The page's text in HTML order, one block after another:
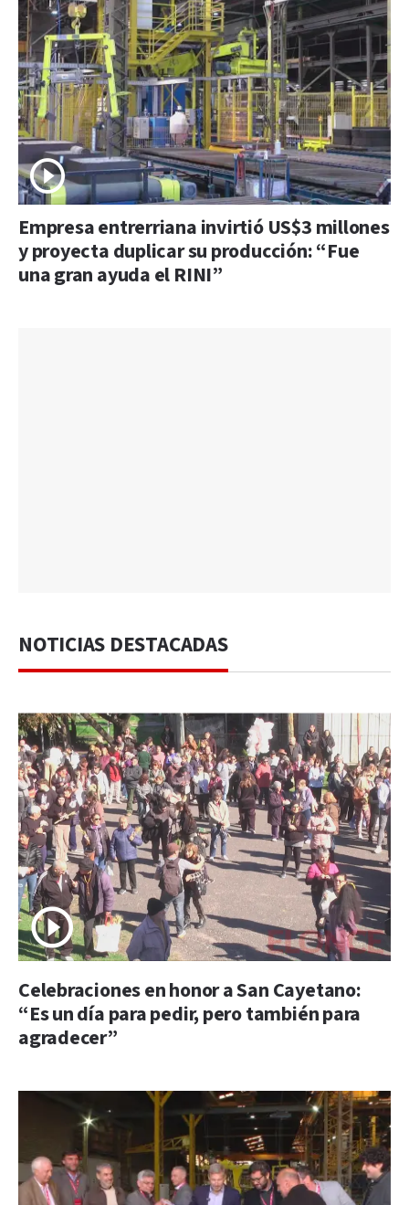
Empresa entrerriana invirtió US$3 millones
y proyecta duplicar su producción: “Fue
una gran ayuda el RINI”
NOTICIAS DESTACADAS
Celebraciones en honor a San Cayetano:
“Es un día para pedir, pero también para
agradecer”